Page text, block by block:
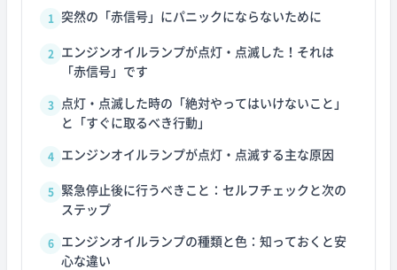
1 突然の「赤信号」にパニックにならないために
2 エンジンオイルランプが点灯・点滅した！それは
「赤信号」です
3 点灯・点滅した時の「絶対やってはいけないこと」
と「すぐに取るべき行動」
4 エンジンオイルランプが点灯・点滅する主な原因
5 緊急停止後に行うべきこと：セルフチェックと次の
ステップ
6 エンジンオイルランプの種類と色：知っておくと安
心な違い